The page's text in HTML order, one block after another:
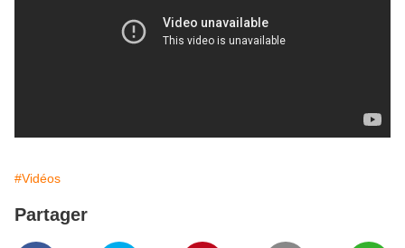
#Vidéos
Partager